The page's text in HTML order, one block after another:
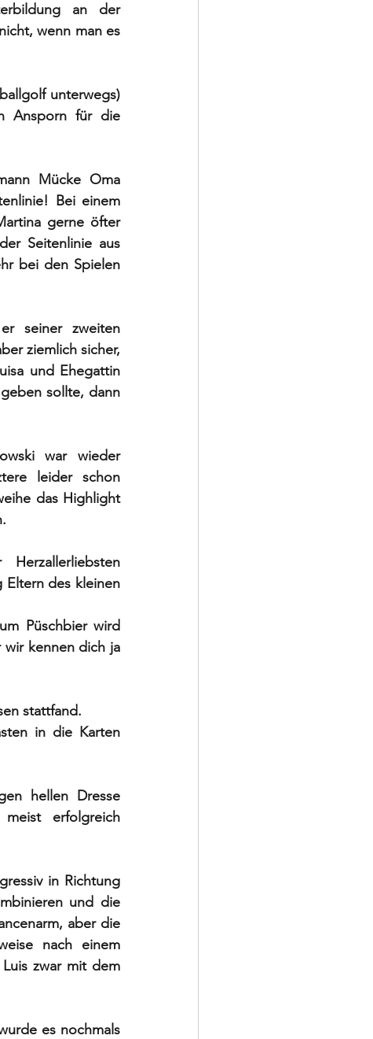
an der
wenn man es
unterwegs)
Ansporn für die
Mücke Oma
Bei einem
gerne öfter
Seitenlinie aus
bei den Spielen
seiner zweiten
ziemlich sicher,
und Ehegattin
sollte, dann
war wieder
leider schon
das Highlight
des kleinen
Püschbier wird
wir kennen dich ja
stattfand.
in die Karten
hellen Dresse
erfolgreich
in Richtung
und die
aber die
nach einem
Luis zwar mit dem
es nochmals